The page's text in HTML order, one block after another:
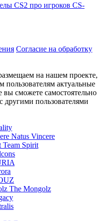
CS-
Согласие на обработку
на нашем проекте,
актуальные
вы сможете самостоятельно
другими пользователями
Natus Vincere
Team Spirit
The Mongolz